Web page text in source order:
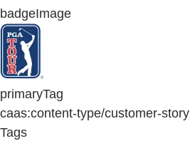
badgeImage
primaryTag
caas:content-type/customer-story
Tags